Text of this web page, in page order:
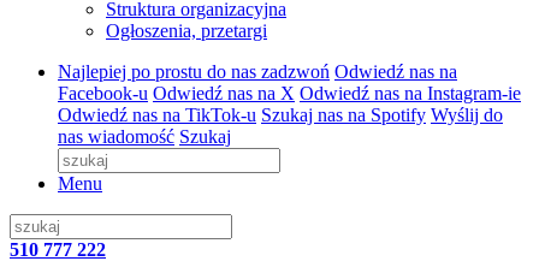
Struktura organizacyjna
Ogłoszenia, przetargi
Najlepiej po prostu do nas zadzwoń Odwiedź nas na
Facebook-u Odwiedź nas na X Odwiedź nas na Instagram-ie
Odwiedź nas na TikTok-u Szukaj nas na Spotify Wyślij do
nas wiadomość Szukaj
Menu
510 777 222